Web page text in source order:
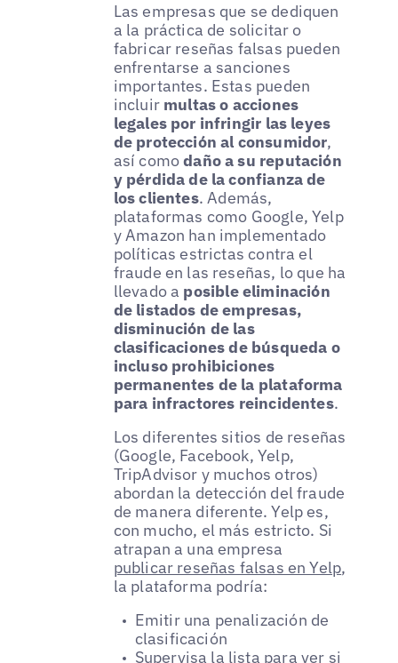
Las empresas que se dediquen
a la práctica de solicitar o
fabricar reseñas falsas pueden
enfrentarse a sanciones
importantes. Estas pueden
incluir multas o acciones
legales por infringir las leyes
de protección al consumidor,
así comodaño a su reputación
y pérdida de la confianza de
los clientes. Además,
plataformas como Google, Yelp
y Amazon han implementado
políticas estrictas contra el
fraude en las reseñas, lo que ha
llevado a posible eliminación
de listados de empresas,
disminución de las
clasificaciones de búsqueda o
incluso prohibiciones
permanentes de la plataforma
para infractores reincidentes.
Los diferentes sitios de reseñas
(Google, Facebook, Yelp,
TripAdvisor y muchos otros)
abordan la detección del fraude
de manera diferente. Yelp es,
con mucho, el más estricto. Si
atrapan a una empresa
publicar reseñas falsas en Yelp,
la plataforma podría:
Emitir una penalización de
clasificación
Supervisa la lista para ver si